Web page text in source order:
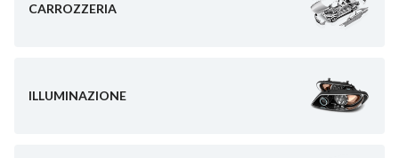
CARROZZERIA
ILLUMINAZIONE